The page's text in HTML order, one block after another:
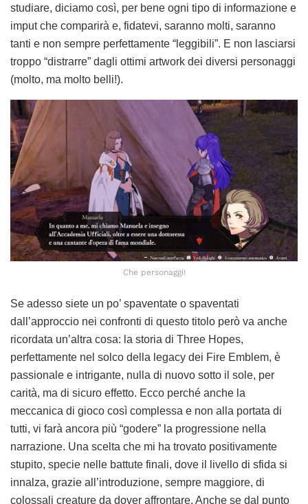
studiare, diciamo così, per bene ogni tipo di informazione e
imput che comparirà e, fidatevi, saranno molti, saranno
tanti e non sempre perfettamente “leggibili”. E non lasciarsi
troppo “distrarre” dagli ottimi artwork dei diversi personaggi
(molto, ma molto belli!).
Che personaggi!
Se adesso siete un po’ spaventate o spaventati
dall’approccio nei confronti di questo titolo però va anche
ricordata un’altra cosa: la storia di Three Hopes,
perfettamente nel solco della legacy dei Fire Emblem, è
passionale e intrigante, nulla di nuovo sotto il sole, per
carità, ma di sicuro effetto. Ecco perché anche la
meccanica di gioco così complessa e non alla portata di
tutti, vi farà ancora più “godere” la progressione nella
narrazione. Una scelta che mi ha trovato positivamente
stupito, specie nelle battute finali, dove il livello di sfida si
innalza, grazie all’introduzione, sempre maggiore, di
colossali creature da dover affrontare. Anche se dal punto